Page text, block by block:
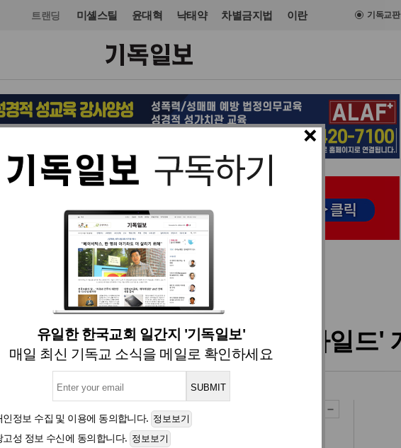
트랜딩 미셸스틸 윤대혁 낙태약 차별금지법 이란 기독교판
×
유일한 한국교회 일간지 '기독일보'
매일 최신 기독교 소식을 메일로 확인하세요
인정보 수집 및 이용에 동의합니다.
고성 정보 수신에 동의합니다.
교육·학술·종교 입력 2013. 11. 29 19:27
와 화해 담은 영화 '뷰티풀 차일드'